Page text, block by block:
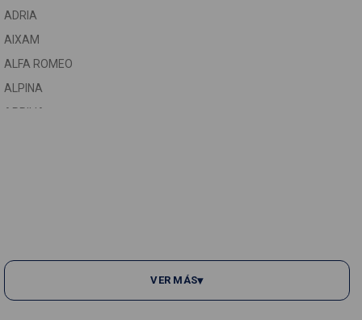
ADRIA
AIXAM
ALFA ROMEO
ALPINA
VER MÁS▾